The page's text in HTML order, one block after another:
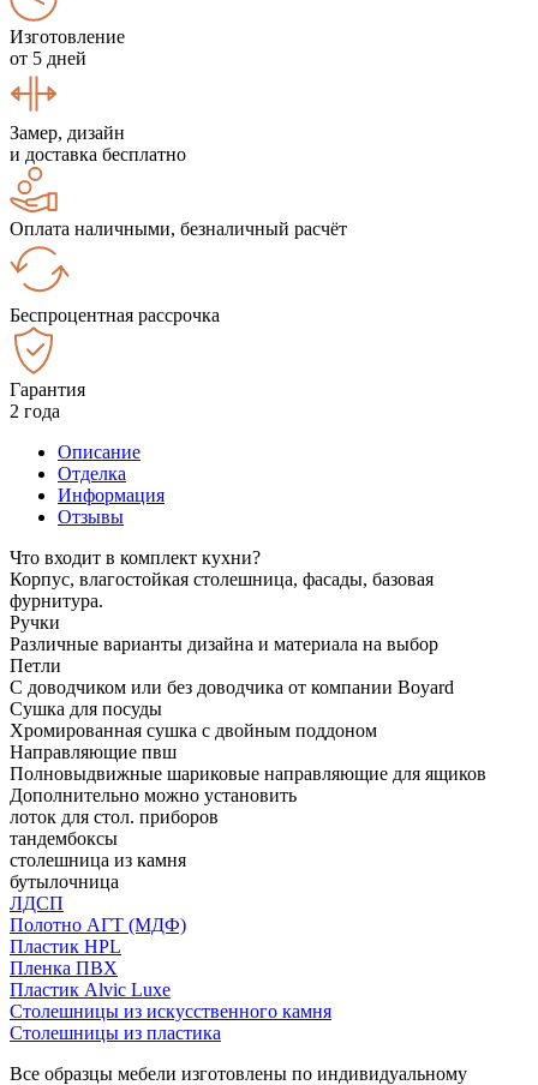
Изготовление
от 5 дней
Замер, дизайн
и доставка бесплатно
Оплата наличными, безналичный расчёт
Беспроцентная рассрочка
Гарантия
2 года
Описание
Отделка
Информация
Отзывы
Что входит в комплект кухни?
Корпус, влагостойкая столешница, фасады, базовая
фурнитура.
Ручки
Различные варианты дизайна и материала на выбор
Петли
С доводчиком или без доводчика от компании Boyard
Сушка для посуды
Хромированная сушка с двойным поддоном
Направляющие пвш
Полновыдвижные шариковые направляющие для ящиков
Дополнительно можно установить
лоток для стол. приборов
тандембоксы
столешница из камня
бутылочница
ЛДСП
Полотно АГТ (МДФ)
Пластик HPL
Пленка ПВХ
Пластик Alvic Luxe
Столешницы из искусственного камня
Столешницы из пластика
Все образцы мебели изготовлены по индивидуальному